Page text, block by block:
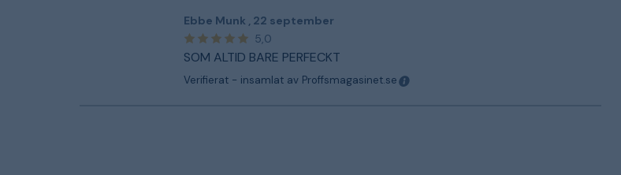
Ebbe Munk , 22 september
5,0
SOM ALTID BARE PERFECKT
Verifierat - insamlat av Proffsmagasinet.se